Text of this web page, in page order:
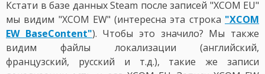
Кстати в базе данных Steam после записей "XCOM EU"
мы видим "XCOM EW" (интересна эта строка "XCOM
EW BaseContent"). Чтобы это значило? Мы также
видим файлы локализации (английский,
французский, русский и т.д.), такие же записи